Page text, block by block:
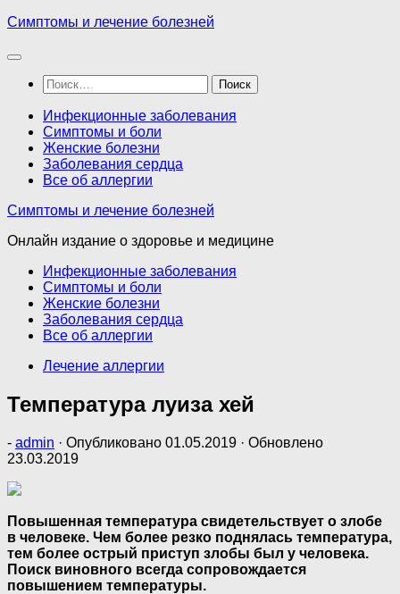
Перейти
содержимому
Симптомы и лечение болезней
Найти:
Инфекционные заболевания
Симптомы и боли
Женские болезни
Заболевания сердца
Все об аллергии
Симптомы и лечение болезней
Онлайн издание о здоровье и медицине
Инфекционные заболевания
Симптомы и боли
Женские болезни
Заболевания сердца
Все об аллергии
Лечение аллергии
Температура луиза хей
- admin · Опубликовано 01.05.2019 · Обновлено
23.03.2019
Повышенная температура свидетельствует о злобе
в человеке. Чем более резко поднялась температура,
тем более острый приступ злобы был у человека.
Поиск виновного всегда сопровождается
повышением температуры.